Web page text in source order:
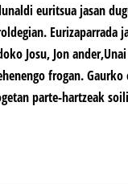
euritsua jasan
Eurizaparrada
Josu, Jon
frogan. Gaurko
parte-hartzeak